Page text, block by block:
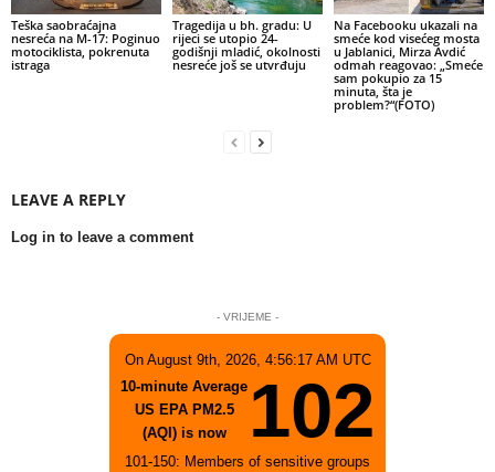
Teška saobraćajna
nesreća na M-17: Poginuo
motociklista, pokrenuta
istraga
Tragedija u bh. gradu: U
rijeci se utopio 24-
godišnji mladić, okolnosti
nesreće još se utvrđuju
Na Facebooku ukazali na
smeće kod visećeg mosta
u Jablanici, Mirza Avdić
odmah reagovao: „Smeće
sam pokupio za 15
minuta, šta je
problem?“(FOTO)
LEAVE A REPLY
Log in to leave a comment
- VRIJEME -
On August 9th, 2026, 4:56:17 AM UTC
10-minute Average
US EPA PM2.5
(AQI) is now
102
101-150: Members of sensitive groups